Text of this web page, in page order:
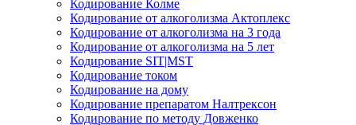
Кодирование Колме
Кодирование от алкоголизма Актоплекс
Кодирование от алкоголизма на 3 года
Кодирование от алкоголизма на 5 лет
Кодирование SIT|MST
Кодирование током
Кодирование на дому
Кодирование препаратом Налтрексон
Кодирование по методу Довженко